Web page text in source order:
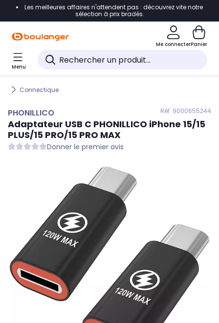
Accéder directement à la navigation
Accéder directement au pied de page
Accéder directement au chatbot
Les meilleures affaires n'attendent pas : découvrez vite notre
sélection à prix bradés.
Me connecterPanier
Menu
Connectique
PHONILLICO Réf. 9000655244
Adaptateur USB C PHONILLICO iPhone 15/15
PLUS/15 PRO/15 PRO MAX
Donner le premier avis